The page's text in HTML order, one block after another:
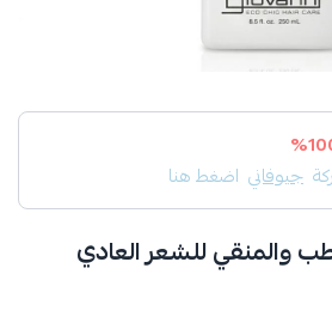
جيوفاني اضغط هنا
والمنقي للشعر العادي